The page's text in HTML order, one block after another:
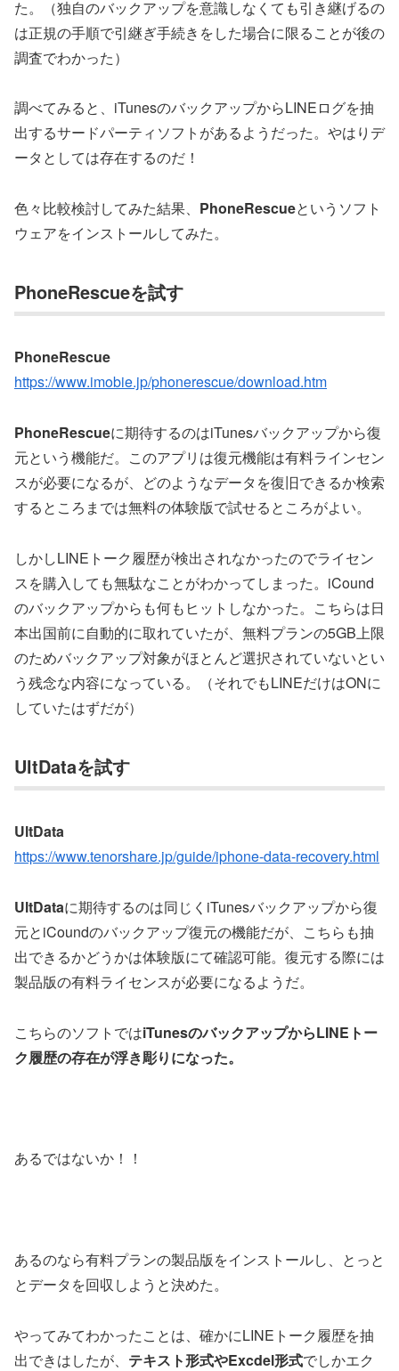
た。（独自のバックアップを意識しなくても引き継げるの
は正規の手順で引継ぎ手続きをした場合に限ることが後の
調査でわかった）
調べてみると、iTunesのバックアップからLINEログを抽
出するサードパーティソフトがあるようだった。やはりデ
ータとしては存在するのだ！
色々比較検討してみた結果、 PhoneRescueというソフト
ウェアをインストールしてみた。
PhoneRescueを試す
PhoneRescue
https://www.imobie.jp/phonerescue/download.htm
PhoneRescueに期待するのはiTunesバックアップから復
元という機能だ。このアプリは復元機能は有料ラインセン
スが必要になるが、どのようなデータを復旧できるか検索
するところまでは無料の体験版で試せるところがよい。
しかしLINEトーク履歴が検出されなかったのでライセン
スを購入しても無駄なことがわかってしまった。iCound
のバックアップからも何もヒットしなかった。こちらは日
本出国前に自動的に取れていたが、無料プランの5GB上限
のためバックアップ対象がほとんど選択されていないとい
う残念な内容になっている。（それでもLINEだけはONに
していたはずだが）
UltDataを試す
UltData
https://www.tenorshare.jp/guide/iphone-data-recovery.html
UltDataに期待するのは同じくiTunesバックアップから復
元とiCoundのバックアップ復元の機能だが、こちらも抽
出できるかどうかは体験版にて確認可能。復元する際には
製品版の有料ライセンスが必要になるようだ。
こちらのソフトではiTunesのバックアップからLINEトー
ク履歴の存在が浮き彫りになった。
あるではないか！！
あるのなら有料プランの製品版をインストールし、とっと
とデータを回収しようと決めた。
やってみてわかったことは、確かにLINEトーク履歴を抽
出できはしたが、 テキスト形式やExcdel形式でしかエク